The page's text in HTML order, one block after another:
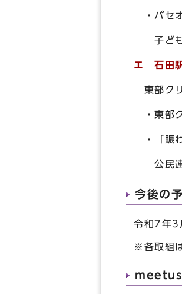
・パセ
子ども
エ 石田
東部ク
・東部
・「賑
公民連
今後の
令和7年3
※各取組
meetus